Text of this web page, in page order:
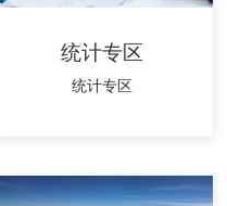
统计专区
统计专区